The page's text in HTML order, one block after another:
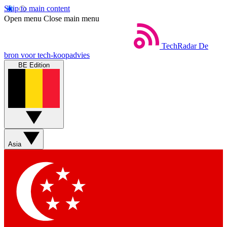
Skip to main content
Open menu Close main menu
TechRadar De
bron voor tech-koopadvies
BE Edition
Asia